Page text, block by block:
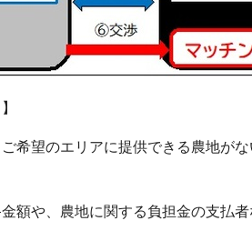
ご希望のエリアに提供できる農地が
額や、農地に関する負担金の支払